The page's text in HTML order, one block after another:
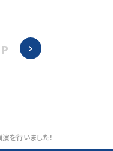
を行いました！